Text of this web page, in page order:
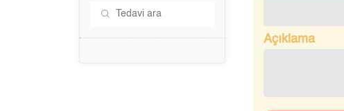
Açıklama